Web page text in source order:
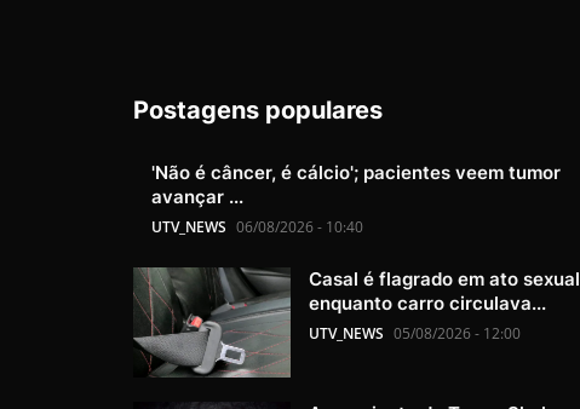
Postagens populares
'Não é câncer, é cálcio'; pacientes veem tumor
avançar ...
UTV_NEWS 06/08/2026 - 10:40
Casal é flagrado em ato sexual
enquanto carro circulava...
UTV_NEWS 05/08/2026 - 12:00